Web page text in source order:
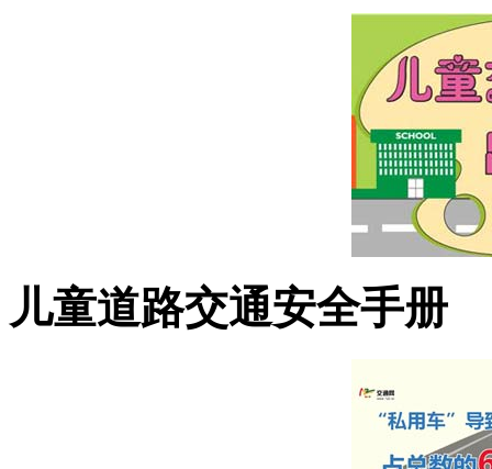
儿童道路交通安全手册